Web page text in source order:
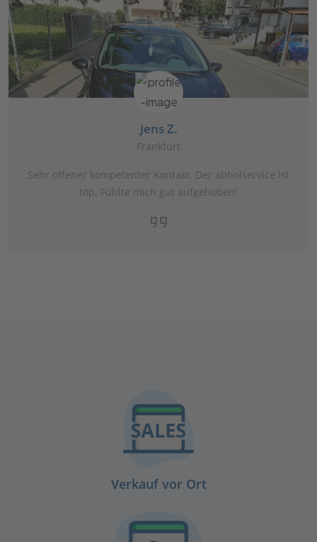
Jens Z.
Frankfurt
Sehr offener kompetenter Kontakt. Der abholservice ist
top. Fühlte mich gut aufgehoben!
Verkauf vor Ort